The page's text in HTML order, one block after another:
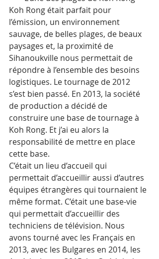
Koh Rong était parfait pour
l’émission, un environnement
sauvage, de belles plages, de beaux
paysages et, la proximité de
Sihanoukville nous permettait de
répondre à l’ensemble des besoins
logistiques. Le tournage de 2012
s’est bien passé. En 2013, la société
de production a décidé de
construire une base de tournage à
Koh Rong. Et j’ai eu alors la
responsabilité de mettre en place
cette base.
C’était un lieu d’accueil qui
permettait d’accueillir aussi d’autres
équipes étrangères qui tournaient le
même format. C’était une base-vie
qui permettait d’accueillir des
techniciens de télévision. Nous
avons tourné avec les Français en
2013, avec les Bulgares en 2014, les